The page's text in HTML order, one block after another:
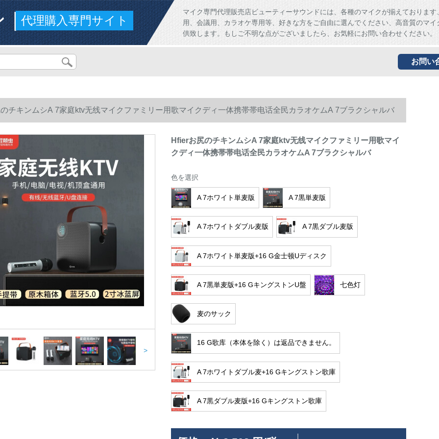
ド代理購入専門サイト
マイク専門代理販売店ビューティーサウンドには、各種のマイクが揃えております
用、会議用、カラオケ専用等、好きな方をご自由に選んでください、高音質のマイ
供致します。もしご不明な点がございましたら、お気軽にお問い合わせください。
お問い
チキンムシA 7家庭ktv无线マイクファミリー用歌マイクディ一体携帯帯电话全民カラオケムA 7ブラクシャルバ
>
Hfierお尻のチキンムシA 7家庭ktv无线マイクファミリー用歌マイ
クディ一体携帯帯电话全民カラオケムA 7ブラクシャルバ
色を選択
A 7ホワイト単麦版 A 7黒単麦版
A 7ホワイトダブル麦版 A 7黒ダブル麦版
A 7ホワイト単麦版+16 G金士顿Uディスク
A 7黒単麦版+16 GキングストンU盤 七色灯
麦のサック
16 G歌库（本体を除く）は返品できません。
A 7ホワイトダブル麦+16 Gキングストン歌庫
A 7黒ダブル麦版+16 Gキングストン歌庫